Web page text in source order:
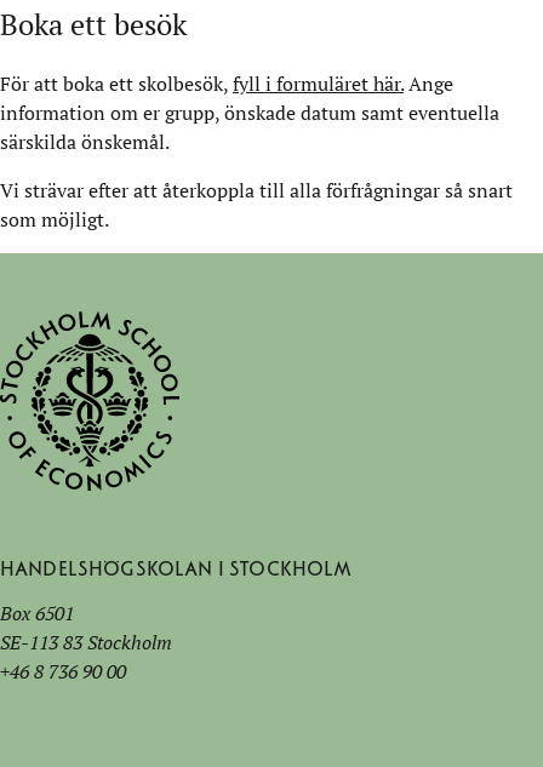
Boka ett besök
För att boka ett skolbesök,fyll i formuläret här.Ange
information om er grupp, önskade datum samt eventuella
särskilda önskemål.
Vi strävar efter att återkoppla till alla förfrågningar så snart
som möjligt.
Handelshögskolan i Stockholm
Box 6501
SE-113 83 Stockholm
+46 8 736 90 00